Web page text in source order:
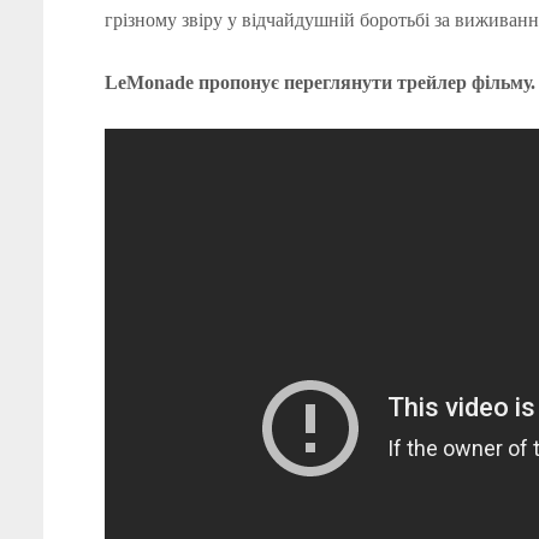
грізному звіру у відчайдушній боротьбі за
LeMonade пропонує переглянути трейлер фільму.